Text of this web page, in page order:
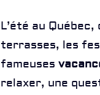
L’été au
terrasses, les
fameuses
relaxer, une